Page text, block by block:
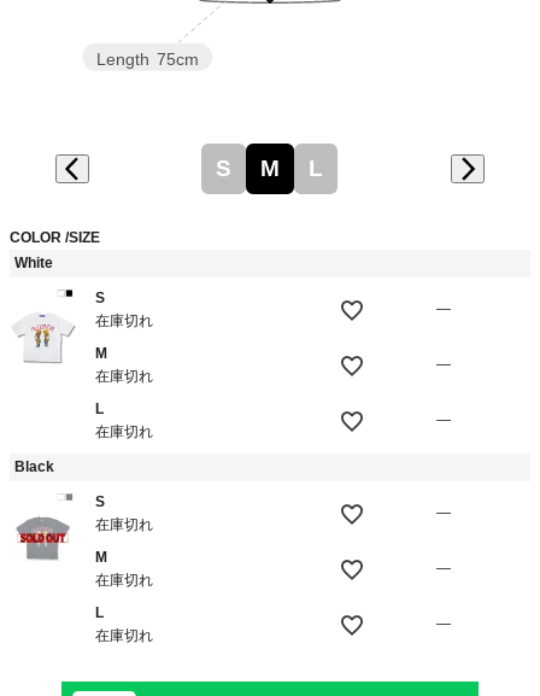
Length 75cm
S M L
COLOR SIZE
White
S
在庫切れ
—
M
在庫切れ
—
L
在庫切れ
—
Black
S
在庫切れ
—
M
在庫切れ
—
L
在庫切れ
—